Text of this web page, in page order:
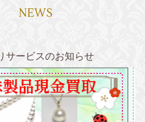
NEWS
サービスのお知らせ